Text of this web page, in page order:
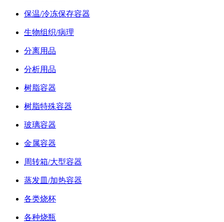
保温/冷冻保存容器
生物组织/病理
分离用品
分析用品
树脂容器
树脂特殊容器
玻璃容器
金属容器
周转箱/大型容器
蒸发皿/加热容器
各类烧杯
各种烧瓶